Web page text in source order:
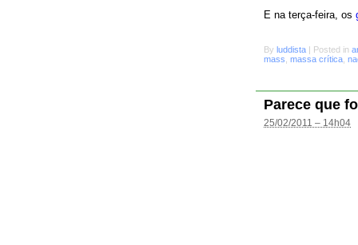
E na terça-feira, os
By luddista | Posted in
mass massa crítica
Parece que
25/02/2011 – 14h04